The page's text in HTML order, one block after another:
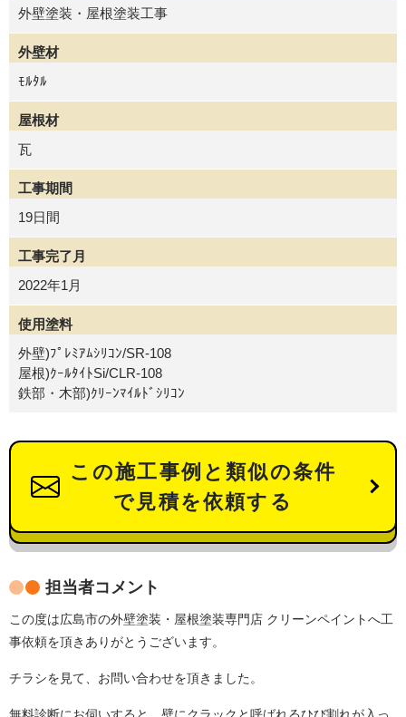
外壁塗装・屋根塗装工事
外壁材
ﾓﾙﾀﾙ
屋根材
瓦
工事期間
19日間
工事完了月
2022年1月
使用塗料
外壁)ﾌﾟﾚﾐｱﾑｼﾘｺﾝ/SR-108
屋根)ｸｰﾙﾀｲﾄSi/CLR-108
鉄部・木部)ｸﾘｰﾝﾏｲﾙﾄﾞｼﾘｺﾝ
この施工事例と類似の条件
で見積を依頼する
担当者コメント
この度は広島市の外壁塗装・屋根塗装専門店 クリーンペイントへ工
事依頼を頂きありがとうございます。
チラシを見て、お問い合わせを頂きました。
無料診断にお伺いすると、壁にクラックと呼ばれるひび割れが入っ